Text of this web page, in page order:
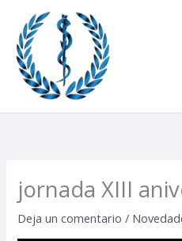
contenido
jornada XIII
Deja un comentario /